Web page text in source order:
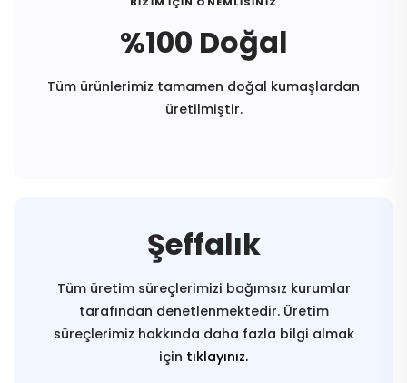
%100 Doğal
Tüm ürünlerimiz tamamen doğal kumaşlardan
üretilmiştir.
Şeffalık
Tüm üretim süreçlerimizi bağımsız kurumlar
tarafından denetlenmektedir. Üretim
süreçlerimiz hakkında daha fazla bilgi almak
için tıklayınız.